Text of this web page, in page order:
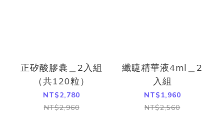
正矽酸膠囊＿2入組
（共120粒）
NT$2,780
NT$2,960
纖睫精華液4ml＿2
入組
NT$1,960
NT$2,560